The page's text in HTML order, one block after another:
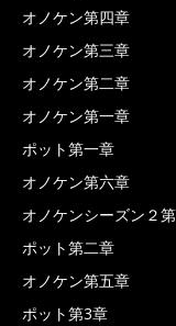
オノケン第四章
オノケン第三章
オノケン第二章
オノケン第一章
ポット第一章
オノケン第六章
オノケンシーズン２
ポット第二章
オノケン第五章
ポット第3章